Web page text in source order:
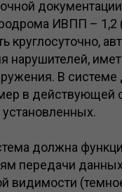
ИВПП – 1,2
круглосуточно,
нарушителей,
В
в действующей
должна
передачи
видимости